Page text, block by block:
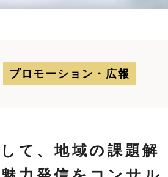
プロモーション・広報
て、地域の課題解